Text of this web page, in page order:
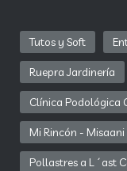
Tutos y Soft
Ruepra Jardinería
Clínica Podológica
Mi Rincón - Misaani
Pollastres a L´ast